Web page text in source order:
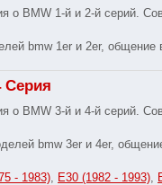
о BMW 1-й и 2-й серий.
bmw 1er и 2er, общение
Серия
о BMW 3-й и 4-й серий.
bmw 3er и 4er,
- 1983) E30 (1982 - 1993)